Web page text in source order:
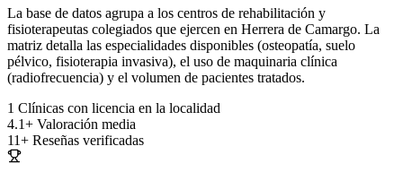
La base de datos agrupa a los centros de rehabilitación y
fisioterapeutas colegiados que ejercen en Herrera de Camargo. La
matriz detalla las especialidades disponibles (osteopatía, suelo
pélvico, fisioterapia invasiva), el uso de maquinaria clínica
(radiofrecuencia) y el volumen de pacientes tratados.
1 Clínicas con licencia en la localidad
4.1+ Valoración media
11+ Reseñas verificadas